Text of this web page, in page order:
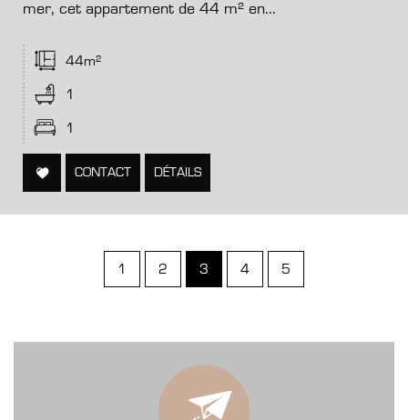
mer, cet appartement de 44 m² en...
44m²
1
1
CONTACT DÉTAILS
1 2 3 4 5